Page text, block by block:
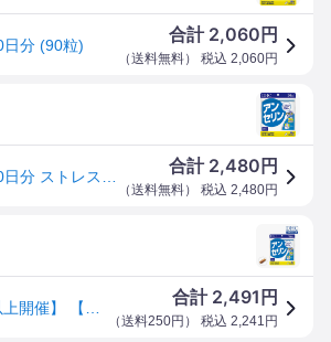
日分 (90粒)
合計 2,060 円
（送料無料） 税込 2,060円
合計 2,480 円
（送料無料） 税込 2,480円
合計 2,491 円
（送料250円 ） 税込 2,241 円